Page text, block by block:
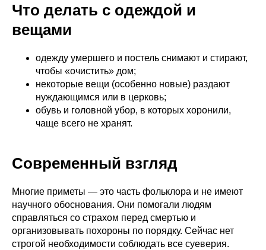
Что делать с одеждой и
вещами
одежду умершего и постель снимают и стирают,
чтобы «очистить» дом;
некоторые вещи (особенно новые) раздают
нуждающимся или в церковь;
обувь и головной убор, в которых хоронили,
чаще всего не хранят.
Современный взгляд
Многие приметы — это часть фольклора и не имеют
научного обоснования. Они помогали людям
справляться со страхом перед смертью и
организовывать похороны по порядку. Сейчас нет
строгой необходимости соблюдать все суеверия.